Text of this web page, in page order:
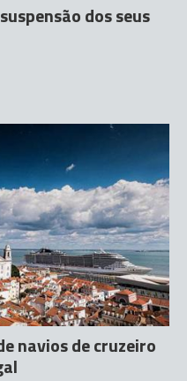
dos seus
navios de cruzeiro